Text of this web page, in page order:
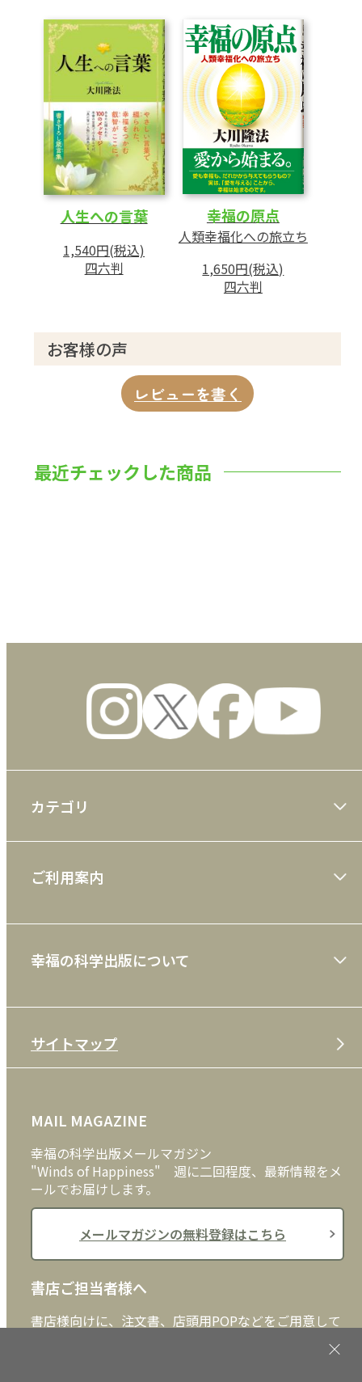
人生への言葉
1,540円(税込)
四六判
幸福の原点
人類幸福化への旅立ち
1,650円(税込)
四六判
お客様の声
レビューを書く
最近チェックした商品
カテゴリ
雑誌
CD
DVD・ブルーレイ
外国語
ご利用案内
利用規約
特定商取引法
プライバシーポリシー
クッキーポリシー
幸福の科学出版について
メディア・ライブラリー
サイトマップ
MAIL MAGAZINE
幸福の科学出版メールマガジン
"Winds of Happiness" 週に二回程度、最新情報をメ
ールでお届けします。
メールマガジンの無料登録はこちら
書店ご担当者様へ
書店様向けに、注文書、店頭用POPなどをご用意して